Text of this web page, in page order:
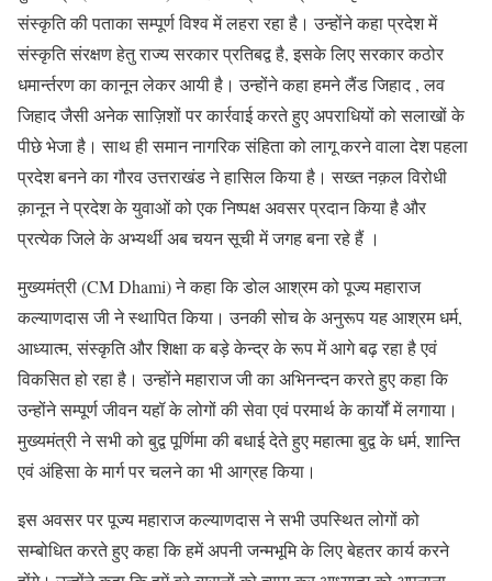
संस्कृति की पताका सम्पूर्ण विश्व में लहरा रहा है। उन्होंने कहा प्रदेश में
संस्कृति संरक्षण हेतु राज्य सरकार प्रतिबद्व है, इसके लिए सरकार कठोर
धमार्न्तरण का कानून लेकर आयी है। उन्होंने कहा हमने लैंड जिहाद , लव
जिहाद जैसी अनेक साज़िशों पर कार्रवाई करते हुए अपराधियों को सलाखों के
पीछे भेजा है। साथ ही समान नागरिक संहिता को लागू करने वाला देश पहला
प्रदेश बनने का गौरव उत्तराखंड ने हासिल किया है। सख्त नक़ल विरोधी
क़ानून ने प्रदेश के युवाओं को एक निष्पक्ष अवसर प्रदान किया है और
प्रत्येक जिले के अभ्यर्थी अब चयन सूची में जगह बना रहे हैं ।
मुख्यमंत्री (CM Dhami) ने कहा कि डोल आश्रम को पूज्य महाराज
कल्याणदास जी ने स्थापित किया। उनकी सोच के अनुरूप यह आश्रम धर्म,
आध्यात्म, संस्कृति और शिक्षा क बड़े केन्द्र के रूप में आगे बढ़ रहा है एवं
विकसित हो रहा है। उन्होंने महाराज जी का अभिनन्दन करते हुए कहा कि
उन्होंने सम्पूर्ण जीवन यहॉ के लोगों की सेवा एवं परमार्थ के कार्यों में लगाया।
मुख्यमंत्री ने सभी को बुद्व पूर्णिमा की बधाई देते हुए महात्मा बुद्व के धर्म, शान्ति
एवं अंहिसा के मार्ग पर चलने का भी आग्रह किया।
इस अवसर पर पूज्य महाराज कल्याणदास ने सभी उपस्थित लोगों को
सम्बोधित करते हुए कहा कि हमें अपनी जन्मभूमि के लिए बेहतर कार्य करने